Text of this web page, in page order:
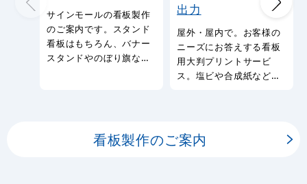
サインモールの看板製作
のご案内です。スタンド
看板はもちろん、バナー
スタンドやのぼり旗など
出力
屋外・屋内で。お客様の
ニーズにお答えする看板
用大判プリントサービ
ス。塩ビや合成紙など看
看板製作のご案内